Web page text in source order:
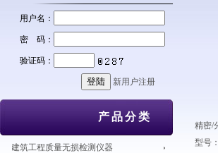
用户名：
密 码：
验证码：
新用户注册
产品分类
建筑工程质量无损检测仪器
精密/
型号：